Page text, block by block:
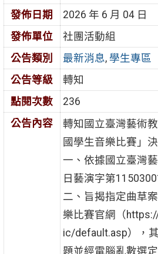
發佈日期
2026 年 6 月 04 日
發佈單位
社團活動組
公告類別
最新消息, 學生專區
公告等級
轉知
點閱次數
236
公告內容
轉知國立臺灣藝術
國學生音樂比賽」
一、依據國立臺灣
日藝演字第
二、旨揭指定曲草
樂比賽官網（
ic/default.asp），
題並經電腦亂數選定